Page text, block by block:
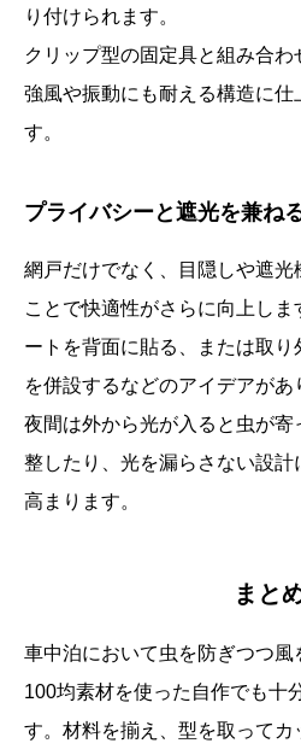
り付けられます。
クリップ型の固定具と組み合わ
強風や振動にも耐える構造に
す。
プライバシーと遮光を兼ね
網戸だけでなく、目隠しや遮光
ことで快適性がさらに向上し
ートを背面に貼る、または取
を併設するなどのアイデアがあ
夜間は外から光が入ると虫が寄
整したり、光を漏らさない設
高まります。
まと
車中泊において虫を防ぎつつ風
100均素材を使った自作でも十
す。材料を揃え、型を取って